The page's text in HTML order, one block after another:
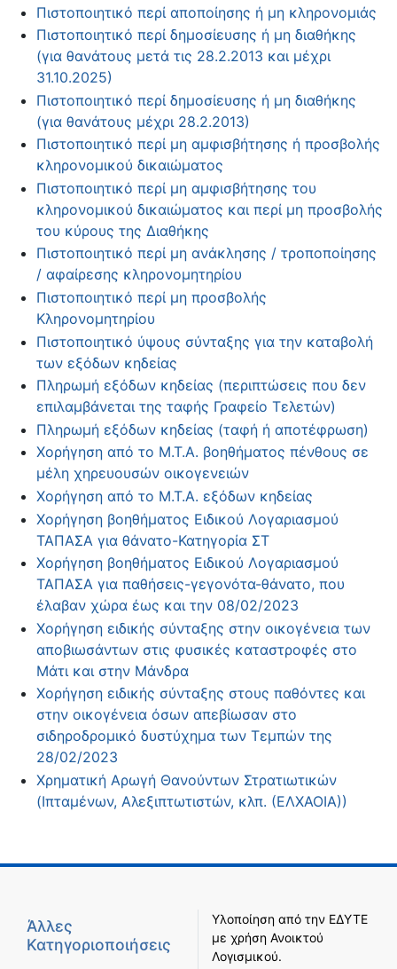
Πιστοποιητικό περί αποποίησης ή μη κληρονομιάς
Πιστοποιητικό περί δημοσίευσης ή μη διαθήκης
(για θανάτους μετά τις 28.2.2013 και μέχρι
31.10.2025)
Πιστοποιητικό περί δημοσίευσης ή μη διαθήκης
(για θανάτους μέχρι 28.2.2013)
Πιστοποιητικό περί μη αμφισβήτησης ή προσβολής
κληρονομικού δικαιώματος
Πιστοποιητικό περί μη αμφισβήτησης του
κληρονομικού δικαιώματος και περί μη προσβολής
του κύρους της Διαθήκης
Πιστοποιητικό περί μη ανάκλησης / τροποποίησης
/ αφαίρεσης κληρονομητηρίου
Πιστοποιητικό περί μη προσβολής
Κληρονομητηρίου
Πιστοποιητικό ύψους σύνταξης για την καταβολή
των εξόδων κηδείας
Πληρωμή εξόδων κηδείας (περιπτώσεις που δεν
επιλαμβάνεται της ταφής Γραφείο Τελετών)
Πληρωμή εξόδων κηδείας (ταφή ή αποτέφρωση)
Χορήγηση από το Μ.Τ.Α. βοηθήματος πένθους σε
μέλη χηρευουσών οικογενειών
Χορήγηση από το Μ.Τ.Α. εξόδων κηδείας
Χορήγηση βοηθήματος Ειδικού Λογαριασμού
ΤΑΠΑΣΑ για θάνατο-Κατηγορία ΣΤ
Χορήγηση βοηθήματος Ειδικού Λογαριασμού
ΤΑΠΑΣΑ για παθήσεις-γεγονότα-θάνατο, που
έλαβαν χώρα έως και την 08/02/2023
Χορήγηση ειδικής σύνταξης στην οικογένεια των
αποβιωσάντων στις φυσικές καταστροφές στο
Μάτι και στην Μάνδρα
Χορήγηση ειδικής σύνταξης στους παθόντες και
στην οικογένεια όσων απεβίωσαν στο
σιδηροδρομικό δυστύχημα των Τεμπών της
28/02/2023
Χρηματική Αρωγή Θανούντων Στρατιωτικών
(Ιπταμένων, Αλεξιπτωτιστών, κλπ. (ΕΛΧΑΟΙΑ))
Άλλες
Κατηγοριοποιήσεις
Υλοποίηση από την ΕΔΥΤΕ
με χρήση Ανοικτού
Λογισμικού.